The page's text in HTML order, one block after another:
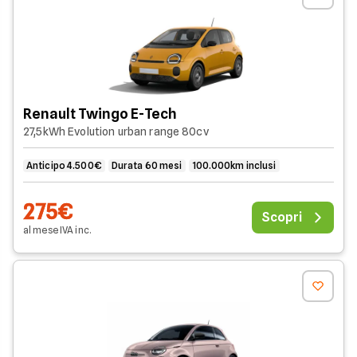
Renault Twingo E-Tech
27,5kWh Evolution urban range 80cv
Anticipo 4.500€ Durata 60 mesi 100.000km inclusi
275€
al meseIVAinc.
Scopri